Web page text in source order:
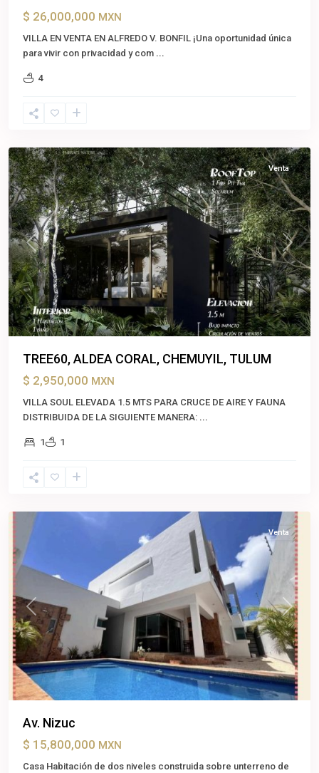
$ 26,000,000 MXN
VILLA EN VENTA EN ALFREDO V. BONFIL ¡Una oportunidad única
para vivir con privacidad y com ...
4
Chemuyil
Previous Next
Venta
TREE60, ALDEA CORAL, CHEMUYIL, TULUM
$ 2,950,000 MXN
VILLA SOUL ELEVADA 1.5 MTS PARA CRUCE DE AIRE Y FAUNA
DISTRIBUIDA DE LA SIGUIENTE MANERA: ...
1 1
Benito
Previous Next
Venta
Av. Nizuc
$ 15,800,000 MXN
Casa Habitación de dos niveles construida sobre unterreno de